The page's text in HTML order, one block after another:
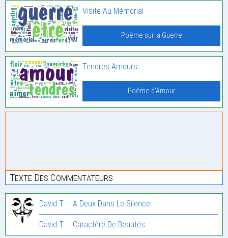
Visite Au Mémorial
Poème sur la Guerre
Tendres Amours
Poème d'Amour
Texte Des Commentateurs
David T... : A Deux Dans Le Silence
David T... : Caractère De Beautés